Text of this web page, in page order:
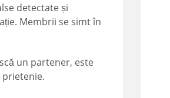
detectate și
Membrii se simt în
un partener, este
prietenie.